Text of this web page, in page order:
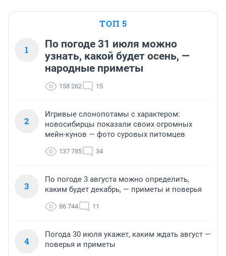
ТОП 5
1
По погоде 31 июля можно
узнать, какой будет осень, —
народные приметы
158 262 15
2
Игривые слонопотамы с характером:
новосибирцы показали своих огромных
мейн-кунов — фото суровых питомцев
137 785 34
3
По погоде 3 августа можно определить,
каким будет декабрь, — приметы и поверья
86 744 11
4
Погода 30 июля укажет, каким ждать август —
поверья и приметы